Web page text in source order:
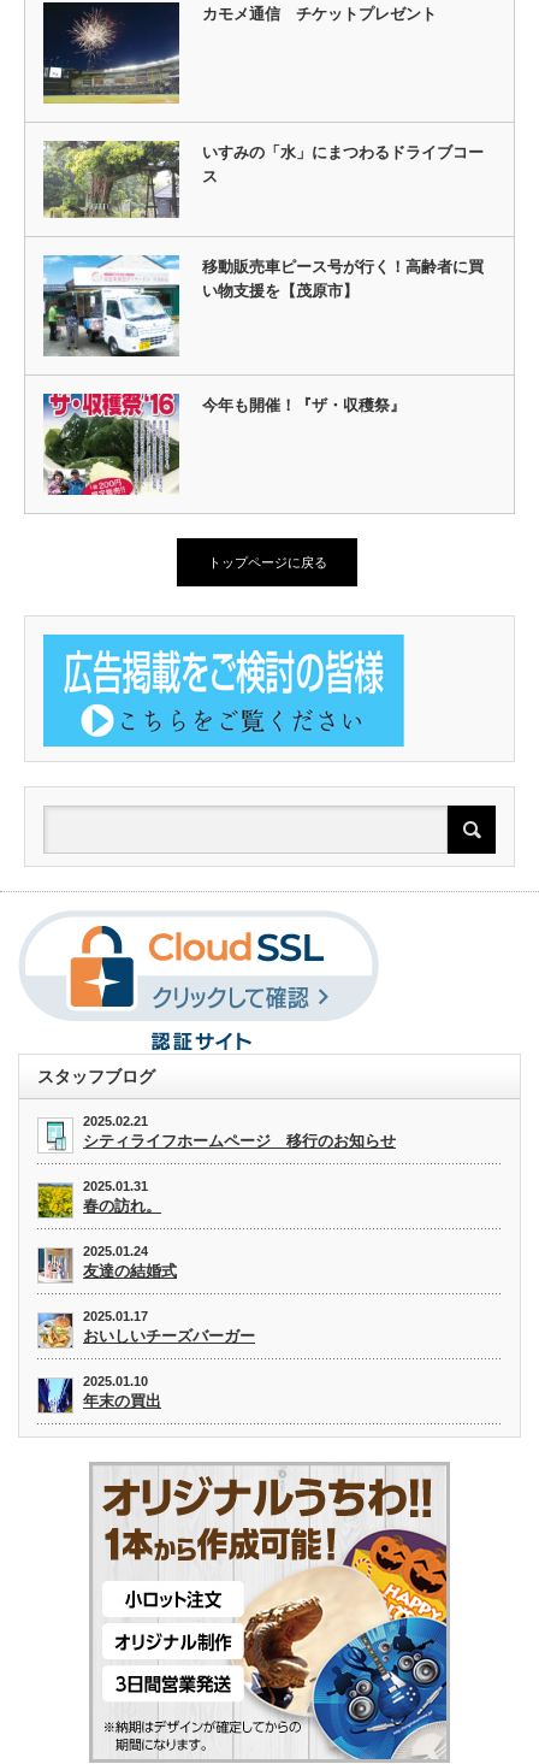
カモメ通信 チケットプレゼント
いすみの「水」にまつわるドライブコー
ス
移動販売車ピース号が行く！高齢者に買
い物支援を【茂原市】
今年も開催！『ザ・収穫祭』
トップページに戻る
スタッフブログ
2025.02.21
シティライフホームページ 移行のお知らせ
2025.01.31
春の訪れ。
2025.01.24
友達の結婚式
2025.01.17
おいしいチーズバーガー
2025.01.10
年末の買出